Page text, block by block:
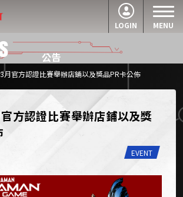
MENU
LOGIN
公告
官方認證比賽舉辦店鋪以及獎品PR卡公佈
方認證比賽舉辦店鋪以及獎
EVENT